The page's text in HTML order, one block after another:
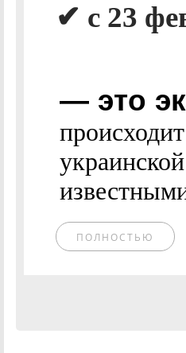
✔ с 23
— это
ПОЛНОСТЬЮ